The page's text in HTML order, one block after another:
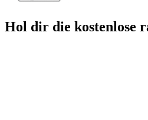
Hol dir die kostenlose